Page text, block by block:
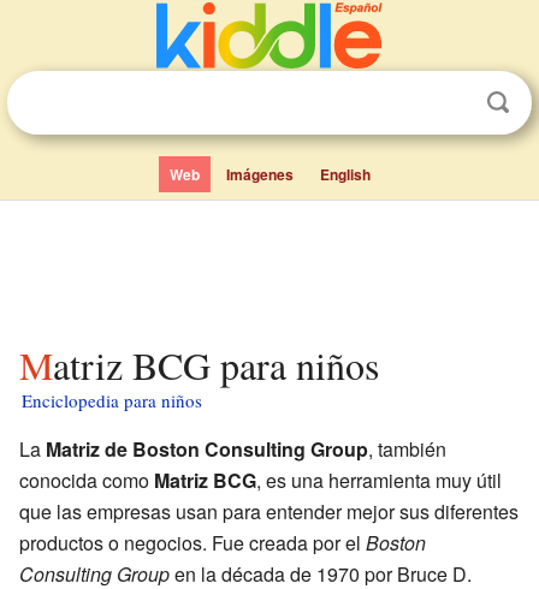
Web Imágenes English
Matriz BCG para niños
Enciclopedia para niños
La Matriz de Boston Consulting Group, también
conocida como Matriz BCG, es una herramienta muy útil
que las empresas usan para entender mejor sus diferentes
productos o negocios. Fue creada por el Boston
Consulting Groupen la década de 1970 por Bruce D.